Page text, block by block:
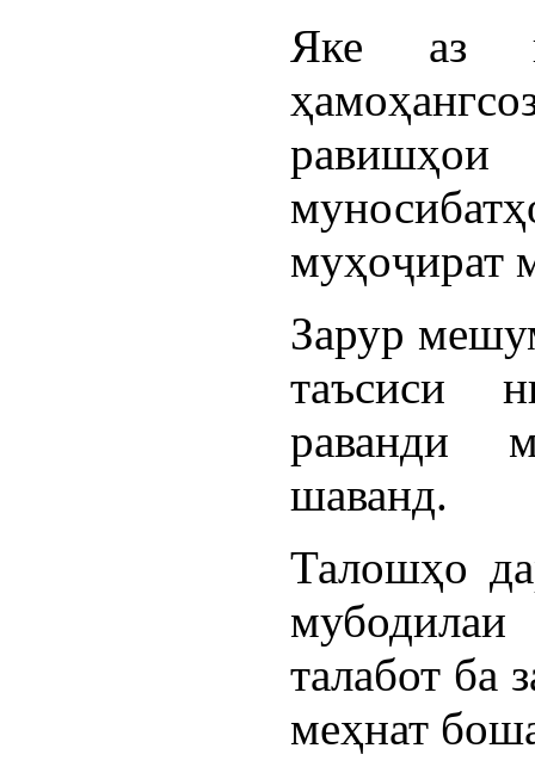
Яке аз
муҳоҷират
Зарур
таъсиси
раванди
шаванд.
Талошҳо
талабот ба
меҳнат